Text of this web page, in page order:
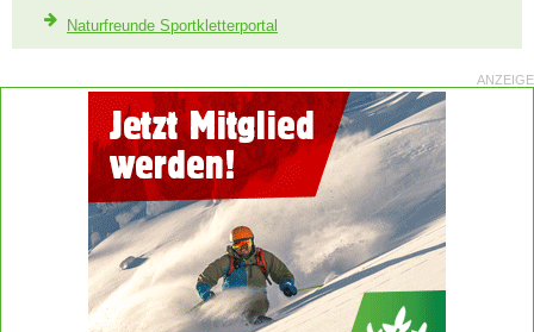
Naturfreunde Sportkletterportal
ANZEIGE